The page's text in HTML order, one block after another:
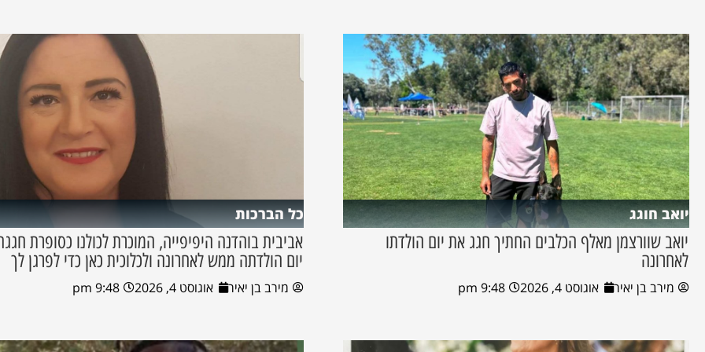
יואב חוגג
יואב שוורצמן מאלף הכלבים החתיך חגג את יום הולדתו
לאחרונה
מירב בן יאיר אוגוסט 4, 2026 9:48 pm
כל הברכות
אביבית בוהדנה היפיפייה, המוכרת לכולנו כסופרת
יום הולדתה ממש לאחרונה ולכלוכית כאן כדי לפרגן לך
מירב בן יאיר אוגוסט 4, 2026 9:48 pm